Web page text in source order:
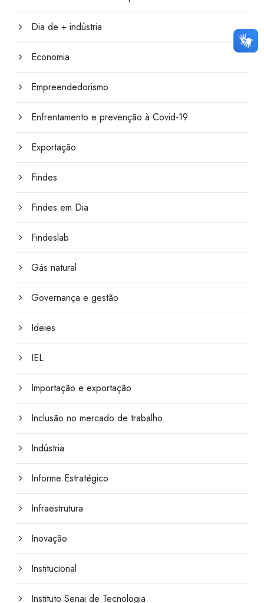
Dia de + indústria
Economia
Empreendedorismo
Enfrentamento e prevenção à Covid-19
Exportação
Findes
Findes em Dia
Findeslab
Gás natural
Governança e gestão
Ideies
IEL
Importação e exportação
Inclusão no mercado de trabalho
Indústria
Informe Estratégico
Infraestrutura
Inovação
Institucional
Instituto Senai de Tecnologia